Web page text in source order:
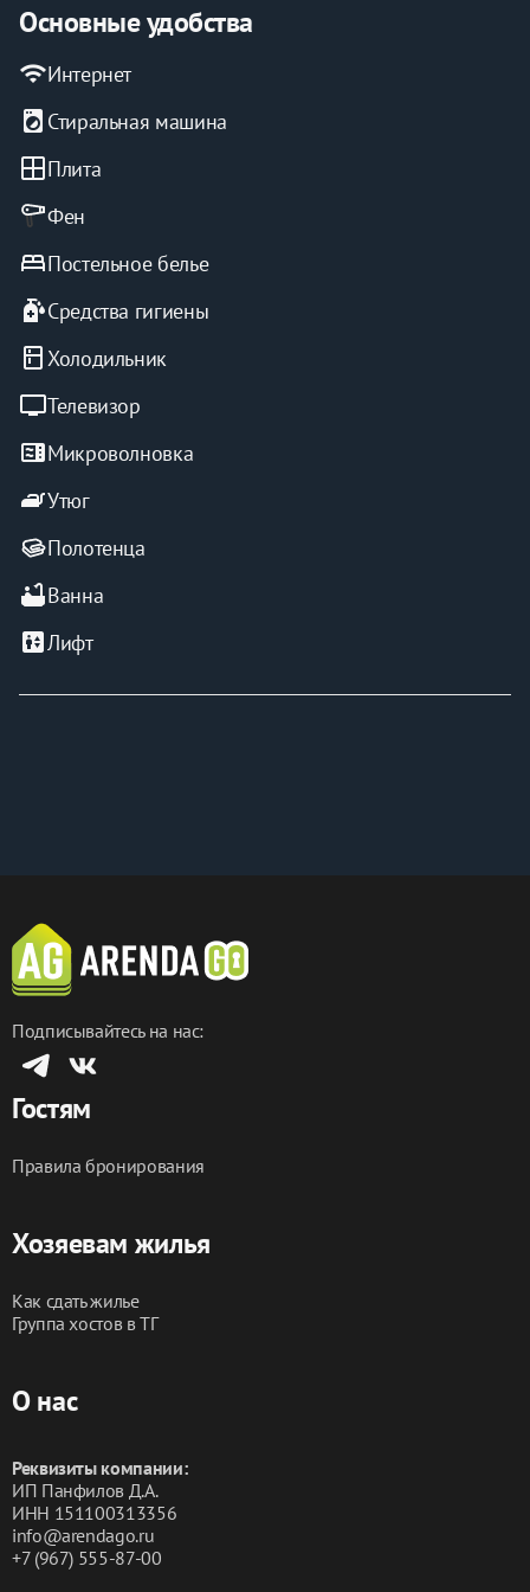
Курение в квартире и на балконе запрещено. Штраф
Вечеринки и громкие мероприятия запрещены 🎉
Основные удобства
wifiИнтернет
local_laundry_service Стиральная машина
windowПлита
Фен
bedПостельное белье
sanitizerСредства гигиены
kitchen Холодильник
tvТелевизор
microwaveМикроволновка
ironУтюг
Полотенца
bathtubВанна
elevatorЛифт
Подписывайтесь на нас:
Гостям
Правила бронирования
Хозяевам жилья
Как сдать жилье
Группа хостов в ТГ
О нас
Реквизиты компании:
ИП Панфилов Д.А.
ИНН 151100313356
info@arendago.ru
+7 (967) 555-87-00